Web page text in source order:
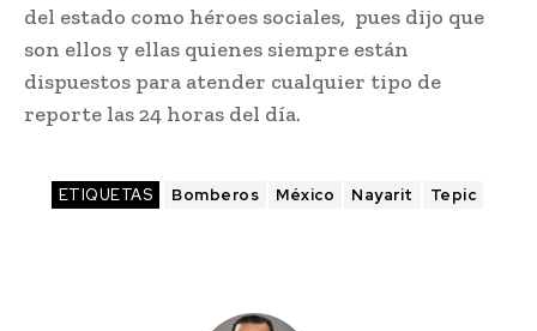
del estado como héroes sociales, pues dijo que
son ellos y ellas quienes siempre están
dispuestos para atender cualquier tipo de
reporte las 24 horas del día.
ETIQUETAS Bomberos México Nayarit Tepic